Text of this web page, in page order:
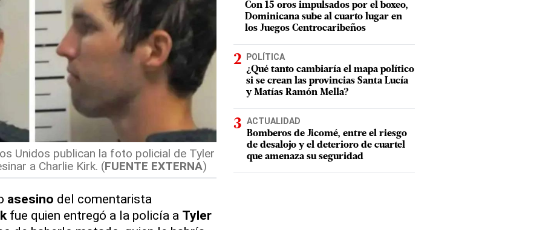
Unidos publican la foto policial de Tyler
a Charlie Kirk. (FUENTE EXTERNA)
asesino del comentarista
fue quien entregó a la policía a Tyler
Con 15 oros impulsados por el boxeo,
Dominicana sube al cuarto lugar en
los Juegos Centrocaribeños
POLÍTICA
¿Qué tanto cambiaría el mapa político
si se crean las provincias Santa Lucía
y Matías Ramón Mella?
ACTUALIDAD
Bomberos de Jicomé, entre el riesgo
de desalojo y el deterioro de cuartel
que amenaza su seguridad